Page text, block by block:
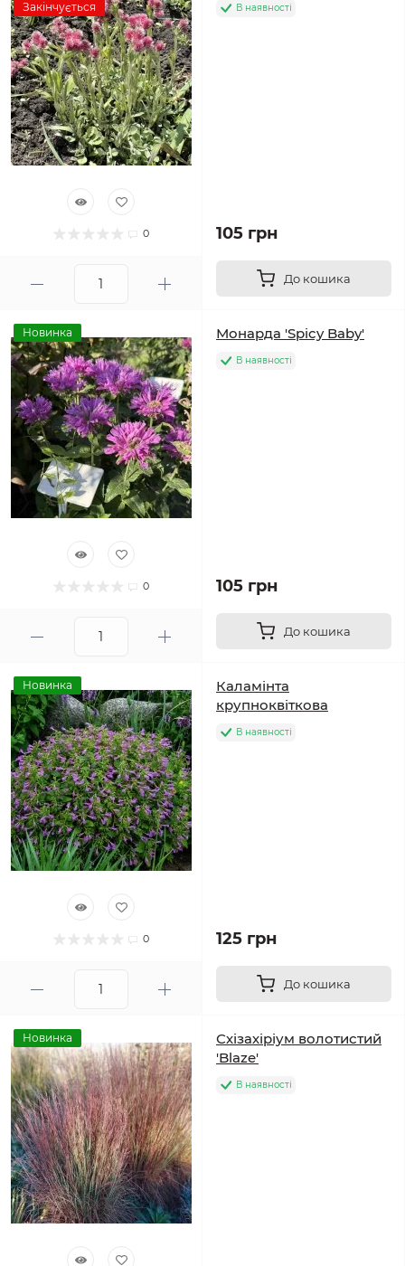
Закінчується
0
В наявності
105 грн
До кошика
Новинка
0
Монарда 'Spicy Baby'
В наявності
105 грн
До кошика
Новинка
0
Каламінта
крупноквіткова
В наявності
125 грн
До кошика
Новинка
Схізахіріум волотистий
'Blaze'
В наявності